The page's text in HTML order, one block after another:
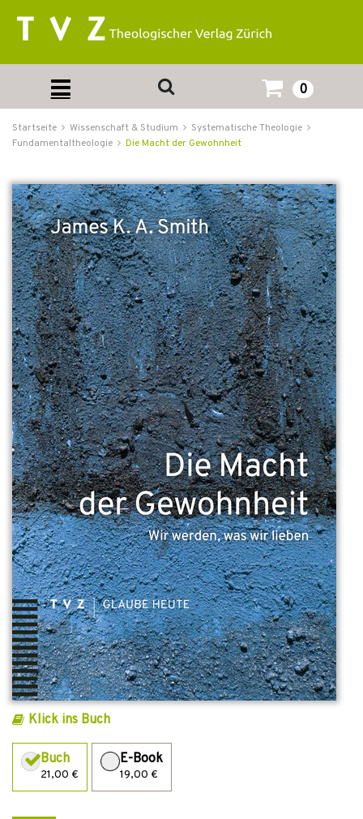
0
Startseite Wissenschaft & Studium
Systematische Theologie
Fundamentaltheologie
Die Macht der Gewohnheit
Klick ins Buch
Buch
21,00 €
E-Book
19,00 €